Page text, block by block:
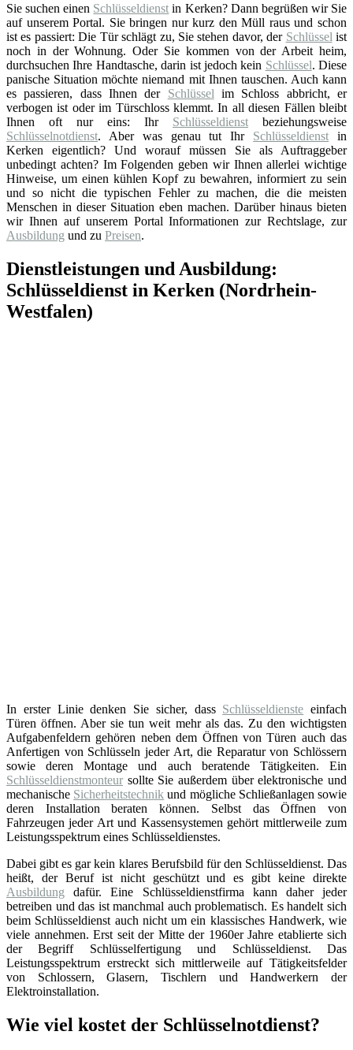
Sie suchen einen Schlüsseldienst in Kerken? Dann begrüßen wir Sie
auf unserem Portal. Sie bringen nur kurz den Müll raus und schon
ist es passiert: Die Tür schlägt zu, Sie stehen davor, der Schlüssel ist
noch in der Wohnung. Oder Sie kommen von der Arbeit heim,
durchsuchen Ihre Handtasche, darin ist jedoch kein Schlüssel. Diese
panische Situation möchte niemand mit Ihnen tauschen. Auch kann
es passieren, dass Ihnen der Schlüssel im Schloss abbricht, er
verbogen ist oder im Türschloss klemmt. In all diesen Fällen bleibt
Ihnen oft nur eins: Ihr Schlüsseldienst beziehungsweise
Schlüsselnotdienst. Aber was genau tut Ihr Schlüsseldienst in
Kerken eigentlich? Und worauf müssen Sie als Auftraggeber
unbedingt achten? Im Folgenden geben wir Ihnen allerlei wichtige
Hinweise, um einen kühlen Kopf zu bewahren, informiert zu sein
und so nicht die typischen Fehler zu machen, die die meisten
Menschen in dieser Situation eben machen. Darüber hinaus bieten
wir Ihnen auf unserem Portal Informationen zur Rechtslage, zur
Ausbildung und zu Preisen.
Dienstleistungen und Ausbildung:
Schlüsseldienst in Kerken (Nordrhein-
Westfalen)
In erster Linie denken Sie sicher, dass Schlüsseldienste einfach
Türen öffnen. Aber sie tun weit mehr als das. Zu den wichtigsten
Aufgabenfeldern gehören neben dem Öffnen von Türen auch das
Anfertigen von Schlüsseln jeder Art, die Reparatur von Schlössern
sowie deren Montage und auch beratende Tätigkeiten. Ein
Schlüsseldienstmonteur sollte Sie außerdem über elektronische und
mechanische Sicherheitstechnik und mögliche Schließanlagen sowie
deren Installation beraten können. Selbst das Öffnen von
Fahrzeugen jeder Art und Kassensystemen gehört mittlerweile zum
Leistungsspektrum eines Schlüsseldienstes.
Dabei gibt es gar kein klares Berufsbild für den Schlüsseldienst. Das
heißt, der Beruf ist nicht geschützt und es gibt keine direkte
Ausbildung dafür. Eine Schlüsseldienstfirma kann daher jeder
betreiben und das ist manchmal auch problematisch. Es handelt sich
beim Schlüsseldienst auch nicht um ein klassisches Handwerk, wie
viele annehmen. Erst seit der Mitte der 1960er Jahre etablierte sich
der Begriff Schlüsselfertigung und Schlüsseldienst. Das
Leistungsspektrum erstreckt sich mittlerweile auf Tätigkeitsfelder
von Schlossern, Glasern, Tischlern und Handwerkern der
Elektroinstallation.
Wie viel kostet der Schlüsselnotdienst?